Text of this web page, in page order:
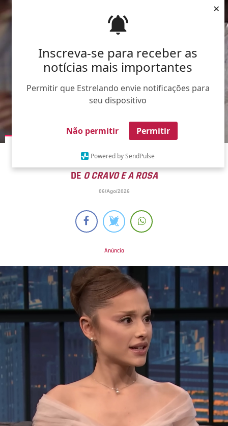
Inscreva-se para receber as
notícias mais importantes
Permitir que Estrelando envie notificações para
seu dispositivo
Não permitir Permitir
Powered by SendPulse
×
VANESSA GERBELLI, ADRIANA ESTEVES, EDUARDO
MOSCOVIS... VEJA UM ANTES E DEPOIS DO ELENCO
DE O CRAVO E A ROSA
06/Ago/2026